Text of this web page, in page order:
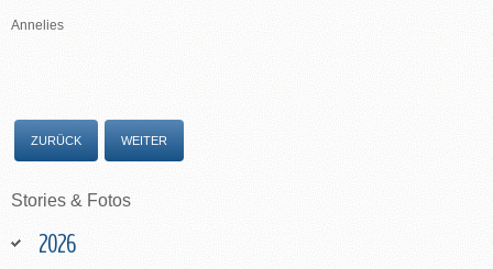
Annelies
ZURÜCK WEITER
Stories & Fotos
2026